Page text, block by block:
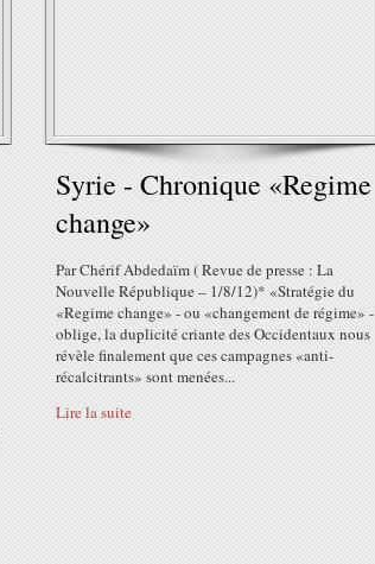
Syrie - Chronique «Regime
change»
Par Chérif Abdedaïm ( Revue de presse : La
Nouvelle République – 1/8/12)* «Stratégie du
«Regime change» - ou «changement de régime» -
oblige, la duplicité criante des Occidentaux nous
révèle finalement que ces campagnes «anti-
récalcitrants» sont menées...
Lire la suite